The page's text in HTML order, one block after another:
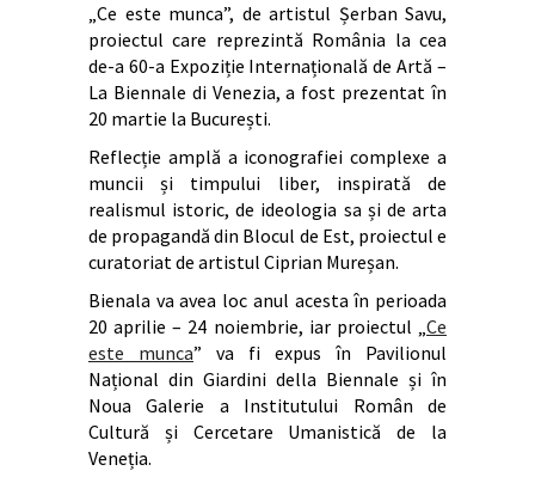
„Ce este munca”, de artistul Șerban Savu,
proiectul care reprezintă România la cea
de-a 60-a Expoziție Internațională de Artă –
La Biennale di Venezia, a fost prezentat în
20 martie la București.
Reflecție amplă a iconografiei complexe a
muncii și timpului liber, inspirată de
realismul istoric, de ideologia sa și de arta
de propagandă din Blocul de Est, proiectul e
curatoriat de artistul Ciprian Mureșan.
Bienala va avea loc anul acesta în perioada
20 aprilie – 24 noiembrie, iar proiectul „Ce
este munca” va fi expus în Pavilionul
Național din Giardini della Biennale și în
Noua Galerie a Institutului Român de
Cultură și Cercetare Umanistică de la
Veneția.